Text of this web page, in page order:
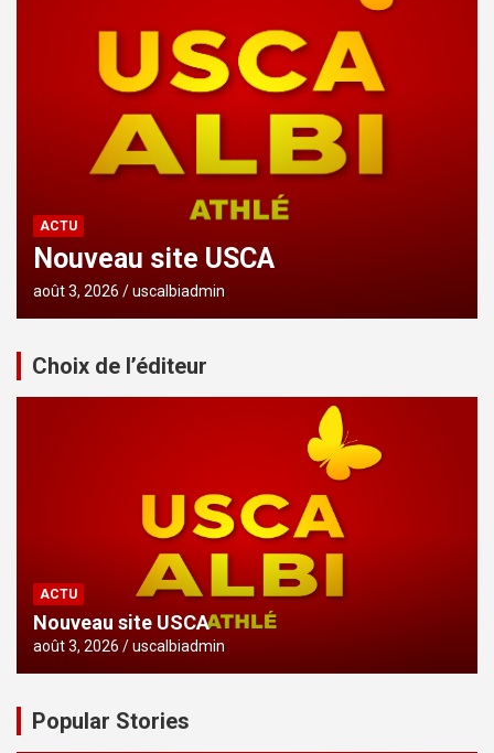
ACTU
Nouveau site USCA
août 3, 2026 uscalbiadmin
Choix de l’éditeur
ACTU
Nouveau site USCA
août 3, 2026 uscalbiadmin
Popular Stories